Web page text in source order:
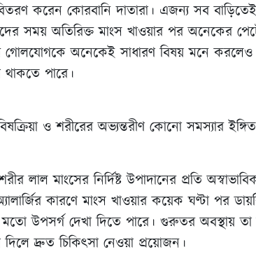
করেন কোরবানি দাতারা। এজন্য সব
সময় অতিরিক্ত মাংস খাওয়ার পর অনেকের
গোলযোগকে অনেকেই সাধারণ বিষয় মনে
থাকতে পারে।
ও শরীরের অভ্যন্তরীণ কোনো সমস্যার
লাল মাংসের নির্দিষ্ট উপাদানের প্রতি
কারণে মাংস খাওয়ার কয়েক ঘণ্টা পর
মতো উপসর্গ দেখা দিতে পারে। গুরুতর অবস্থায়
দ্রুত চিকিৎসা নেওয়া প্রয়োজন।